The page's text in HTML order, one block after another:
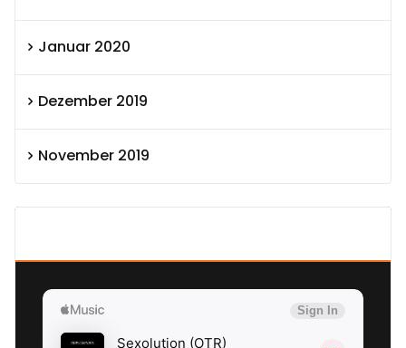
Januar 2020
Dezember 2019
November 2019